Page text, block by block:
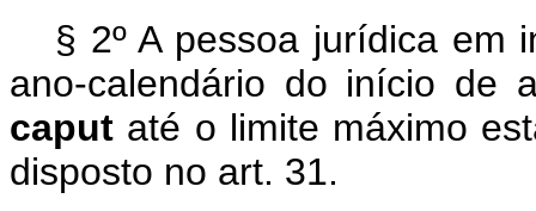
§ 2º A pessoa jurídica em
ano-calendário do início de
caput até o limite máximo
disposto no art. 31.